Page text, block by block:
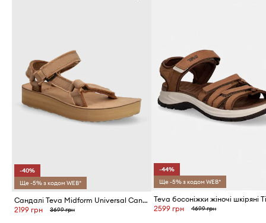
-40%
Ще -5% з кодом WEB*
Сандалі Teva Midform Universal Canvas
2199 грн
3699 грн
-44%
Ще -5% з кодом WEB*
2599 грн 4699 грн